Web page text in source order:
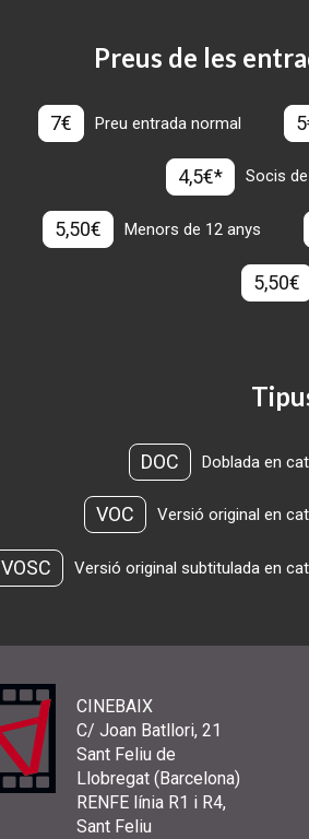
Preus de les
7€ Preu entrada normal
4,5€* Socis
5,50€ Menors de 12 anys
5,50€
DOC Doblada en
VOC Versió original en
VOSC Versió original subtitulada en
CINEBAIX
C/ Joan Batllori, 21
Sant Feliu de
Llobregat (Barcelona)
RENFE línia R1 i R4,
Sant Feliu